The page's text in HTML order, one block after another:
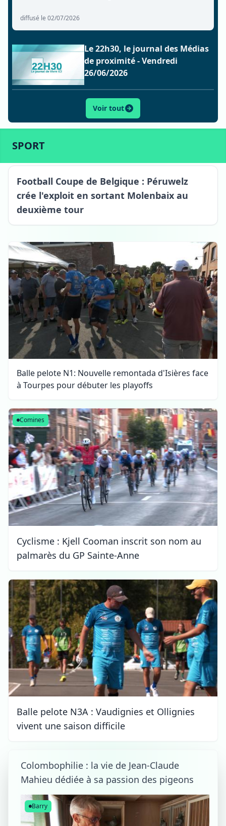
diffusé le 02/07/2026
Le 22h30, le journal des Médias
de proximité - Vendredi
26/06/2026
Voir tout
SPORT
Football Coupe de Belgique : Péruwelz
crée l'exploit en sortant Molenbaix au
deuxième tour
Balle pelote N1: Nouvelle remontada d'Isières face
à Tourpes pour débuter les playoffs
Comines
Cyclisme : Kjell Cooman inscrit son nom au
palmarès du GP Sainte-Anne
Balle pelote N3A : Vaudignies et Ollignies
vivent une saison difficile
Colombophilie : la vie de Jean-Claude
Mahieu dédiée à sa passion des pigeons
Barry